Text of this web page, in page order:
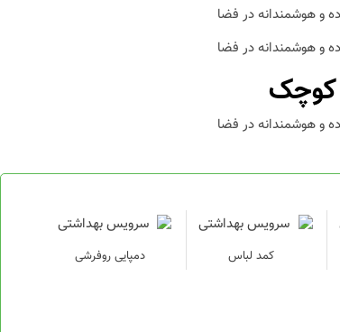
کوچک
کمد لباس دمپایی روفرشی